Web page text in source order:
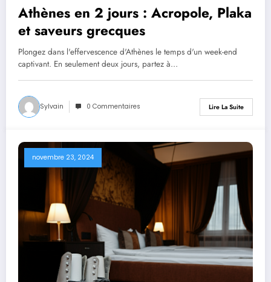
Athènes en 2 jours : Acropole, Plaka
et saveurs grecques
Plongez dans l'effervescence d'Athènes le temps d'un week-end
captivant. En seulement deux jours, partez à…
Sylvain 0 Commentaires Lire La Suite
novembre 23, 2024